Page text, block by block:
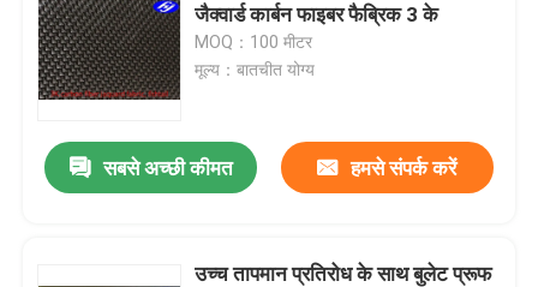
जैक्वार्ड कार्बन फाइबर फैब्रिक 3 के
MOQ：100 मीटर
मूल्य：बातचीत योग्य
सबसे अच्छी कीमत हमसे संपर्क करें
उच्च तापमान प्रतिरोध के साथ बुलेट प्रूफ